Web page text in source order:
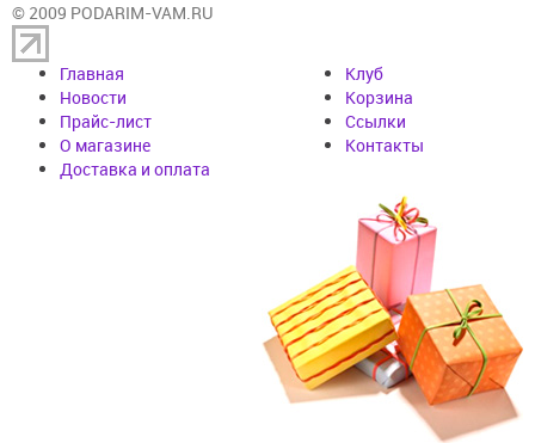
© 2009 PODARIM-VAM.RU
Главная
Новости
Прайс-лист
О магазине
Доставка и оплата
Клуб
Корзина
Cсылки
Контакты